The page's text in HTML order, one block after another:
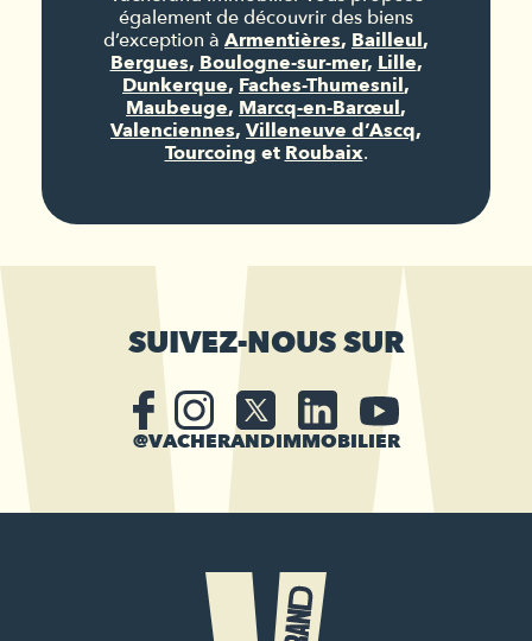
également de découvrir des biens
d’exception à Armentières, Bailleul,
Bergues, Boulogne-sur-mer, Lille,
Dunkerque, Faches-Thumesnil,
Maubeuge, Marcq-en-Barœul,
Valenciennes, Villeneuve d’Ascq,
Tourcoing et Roubaix.
SUIVEZ-NOUS SUR
@VACHERANDIMMOBILIER